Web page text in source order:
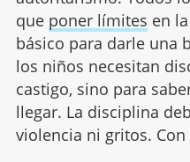
que poner límites en
básico para darle una
los niños necesitan
castigo, sino para
llegar. La disciplina
violencia ni gritos.